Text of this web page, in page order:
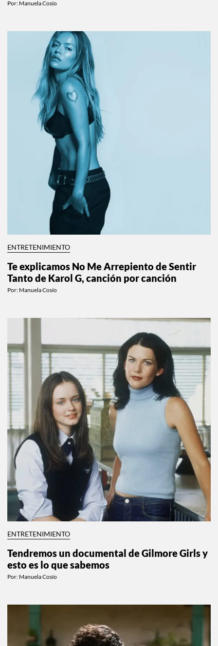
Por: Manuela Cosío
ENTRETENIMIENTO
Te explicamos No Me Arrepiento de Sentir
Tanto de Karol G, canción por canción
Por: Manuela Cosío
ENTRETENIMIENTO
Tendremos un documental de Gilmore Girls y
esto es lo que sabemos
Por: Manuela Cosío